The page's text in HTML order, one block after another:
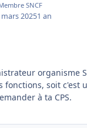
SNCF
mars 20251 an
organisme
fonctions, soit c'est
à ta CPS.